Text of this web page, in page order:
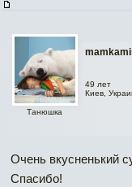
Танюшка
49 лет
Киев,
Очень вкусненький
Спасибо!